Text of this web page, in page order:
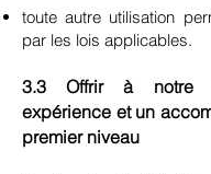
toute autre utilisation
par les lois applicables.
3.3 Offrir à notre
expérience et un
premier niveau